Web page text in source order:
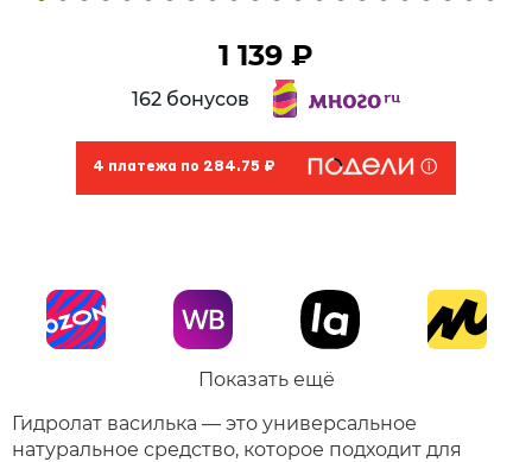
1 139 ₽
162 бонусов
4 платежа по 284.75 ₽
Показать ещё
Гидролат василька — это универсальное
натуральное средство, которое подходит для